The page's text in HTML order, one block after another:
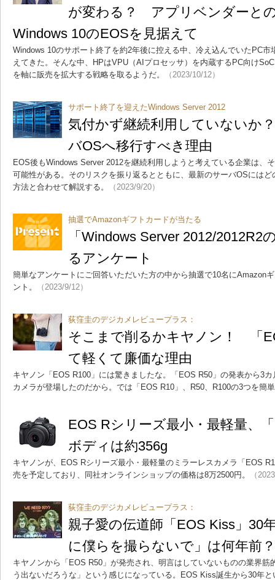
が変わる？ アプリベンダーと
Windows 10のEOSを見据えて
Windows 10のサポート終了を約2年後に控える中、冷え込んでいたPC
えてきた。そんな中、HPはVPU（AIプロセッサ）を内蔵するPC向け
を軸に販売を拡大する戦略を取るようだ。
（2023/10/12）
サポート終了を迎えたWindows Server 2012
気付かず継続利用していないか
バOSへ移行すべき理由
EOS後もWindows Server 2012を継続利用しようと考えている企業は、
可能性がある。そのリスクを振り返るとともに、最新のサーバOSには
方法と合わせて解説する。
（2023/9/20）
抽選でAmazonギフトカードが当たる
「Windows Server 2012/2012R2
るアンケート
簡単なアンケートにご回答いただいた方の中から抽選で10名にAmazon
ント。
（2023/9/12）
荻窪圭のデジカメレビュープラス：
そこまで削るかキヤノン！ 「
て軽くて廉価な理由
キヤノン「EOS R100」には驚きましたな。「EOS R50」の発表から3
カメラが登場したのだから。では「EOS R10」、R50、R100の3つを簡
EOS Rシリーズ最小・最軽量、
ボディは約356g
キヤノンが、EOS Rシリーズ最小・最軽量のミラーレスカメラ「EOS
売を予定しており、同社オンラインショップの価格は8万2500円。
（
荻窪圭のデジカメレビュープラス：
親子愛の伝道師「EOS Kiss」
に僕らを撮らないで」は何年前？
キヤノンから「EOS R50」が発売され、明言はしていないものの業界
う出ないだろうな」という感じになっている。EOS Kiss誕生から30年